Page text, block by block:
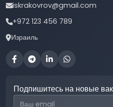
iskrakovrov@gmail.com
+972 123 456 789
Израиль
Подпишитесь на новые
Email для подписки